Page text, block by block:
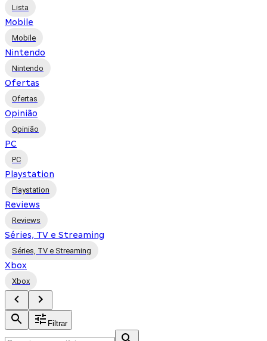
Lista
Mobile
Mobile
Nintendo
Nintendo
Ofertas
Ofertas
Opinião
Opinião
PC
PC
Playstation
Playstation
Reviews
Reviews
Séries, TV e Streaming
Séries, TV e Streaming
Xbox
Xbox
Filtrar